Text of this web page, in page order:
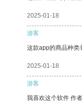
2025-01-18
游客
这款app的商品种类
2025-01-18
游客
我喜欢这个软件 作